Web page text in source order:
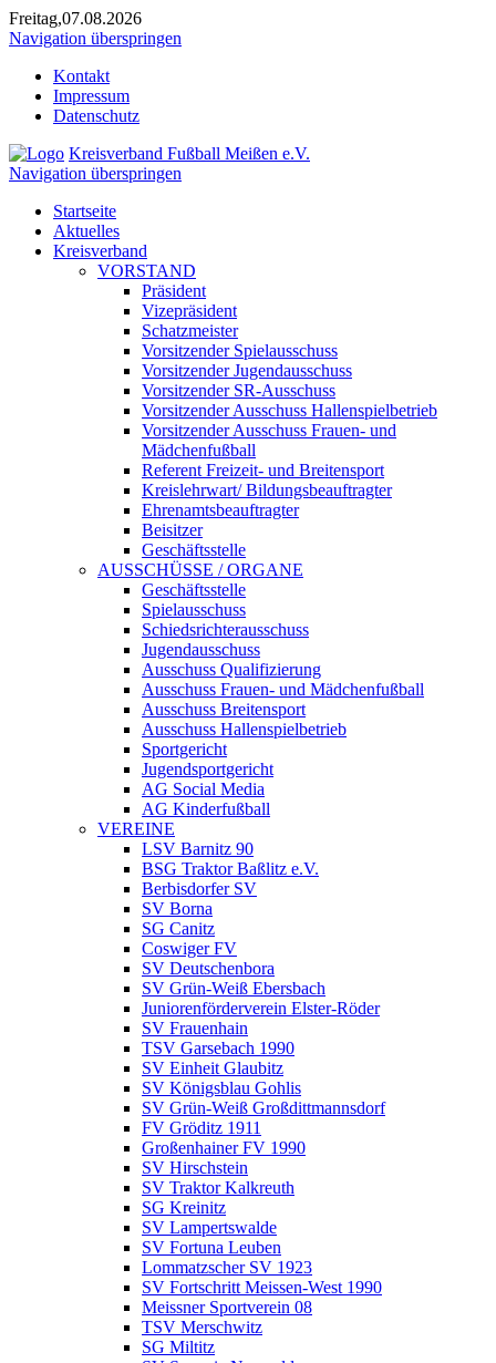
Freitag,07.08.2026
Navigation überspringen
Kontakt
Impressum
Datenschutz
Kreisverband Fußball Meißen e.V.
Navigation überspringen
Startseite
Aktuelles
Kreisverband
VORSTAND
Präsident
Vizepräsident
Schatzmeister
Vorsitzender Spielausschuss
Vorsitzender Jugendausschuss
Vorsitzender SR-Ausschuss
Vorsitzender Ausschuss Hallenspielbetrieb
Vorsitzender Ausschuss Frauen- und
Mädchenfußball
Referent Freizeit- und Breitensport
Kreislehrwart/ Bildungsbeauftragter
Ehrenamtsbeauftragter
Beisitzer
Geschäftsstelle
AUSSCHÜSSE / ORGANE
Geschäftsstelle
Spielausschuss
Schiedsrichterausschuss
Jugendausschuss
Ausschuss Qualifizierung
Ausschuss Frauen- und Mädchenfußball
Ausschuss Breitensport
Ausschuss Hallenspielbetrieb
Sportgericht
Jugendsportgericht
AG Social Media
AG Kinderfußball
VEREINE
LSV Barnitz 90
BSG Traktor Baßlitz e.V.
Berbisdorfer SV
SV Borna
SG Canitz
Coswiger FV
SV Deutschenbora
SV Grün-Weiß Ebersbach
Juniorenförderverein Elster-Röder
SV Frauenhain
TSV Garsebach 1990
SV Einheit Glaubitz
SV Königsblau Gohlis
SV Grün-Weiß Großdittmannsdorf
FV Gröditz 1911
Großenhainer FV 1990
SV Hirschstein
SV Traktor Kalkreuth
SG Kreinitz
SV Lampertswalde
SV Fortuna Leuben
Lommatzscher SV 1923
SV Fortschritt Meissen-West 1990
Meissner Sportverein 08
TSV Merschwitz
SG Miltitz